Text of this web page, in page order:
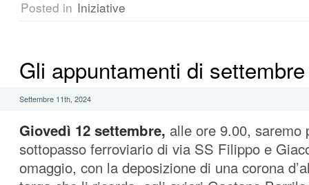
Posted in Iniziative
Gli appuntamenti di settembre
Settembre 11th, 2024
Giovedì 12 settembre, alle ore 9.00, saremo
sottopasso ferroviario di via SS Filippo e
omaggio, con la deposizione di una corona